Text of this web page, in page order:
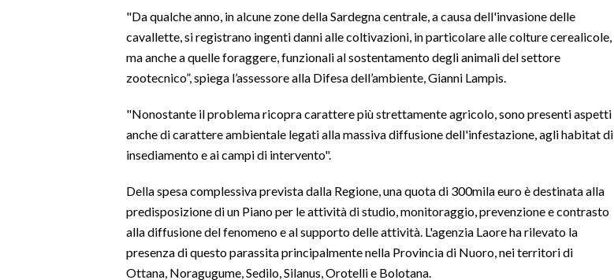
"Da qualche anno, in alcune zone della Sardegna centrale, a causa dell'invasione delle
cavallette, si registrano ingenti danni alle coltivazioni, in particolare alle colture cerealicole,
ma anche a quelle foraggere, funzionali al sostentamento degli animali del settore
zootecnico”, spiega l’assessore alla Difesa dell’ambiente, Gianni Lampis.
"Nonostante il problema ricopra carattere più strettamente agricolo, sono presenti aspetti
anche di carattere ambientale legati alla massiva diffusione dell'infestazione, agli habitat di
insediamento e ai campi di intervento".
Della spesa complessiva prevista dalla Regione, una quota di 300mila euro è destinata alla
predisposizione di un Piano per le attività di studio, monitoraggio, prevenzione e contrasto
alla diffusione del fenomeno e al supporto delle attività. L'agenzia Laore ha rilevato la
presenza di questo parassita principalmente nella Provincia di Nuoro, nei territori di
Ottana, Noragugume, Sedilo, Silanus, Orotelli e Bolotana.